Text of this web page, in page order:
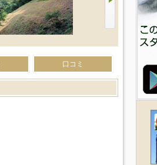
口コミ